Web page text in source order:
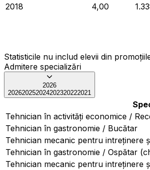
2018 4,00
Statisticile nu includ elevii din
Admitere specializări
2026
202620252024202320222021
Tehnician în activități economice /
Tehnician în gastronomie / Bucătar
Tehnician mecanic pentru intreținere
Tehnician în gastronomie / Ospătar
Tehnician mecanic pentru intreținere